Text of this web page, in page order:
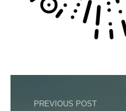
PREVIOUS POST